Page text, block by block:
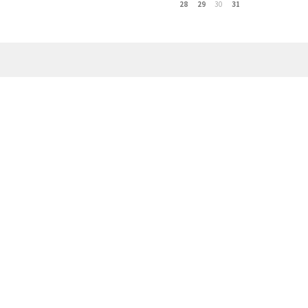
28
29 30 31